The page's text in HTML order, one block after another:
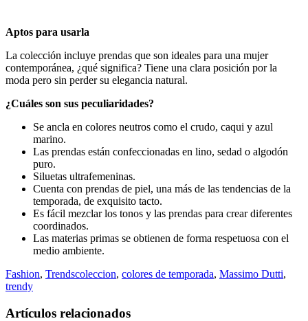
Aptos para usarla
La colección incluye prendas que son ideales para una mujer
contemporánea, ¿qué significa? Tiene una clara posición por la
moda pero sin perder su elegancia natural.
¿Cuáles son sus peculiaridades?
Se ancla en colores neutros como el crudo, caqui y azul
marino.
Las prendas están confeccionadas en lino, sedad o algodón
puro.
Siluetas ultrafemeninas.
Cuenta con prendas de piel, una más de las tendencias de la
temporada, de exquisito tacto.
Es fácil mezclar los tonos y las prendas para crear diferentes
coordinados.
Las materias primas se obtienen de forma respetuosa con el
medio ambiente.
Fashion, Trendscoleccion, colores de temporada, Massimo Dutti,
trendy
Artículos relacionados